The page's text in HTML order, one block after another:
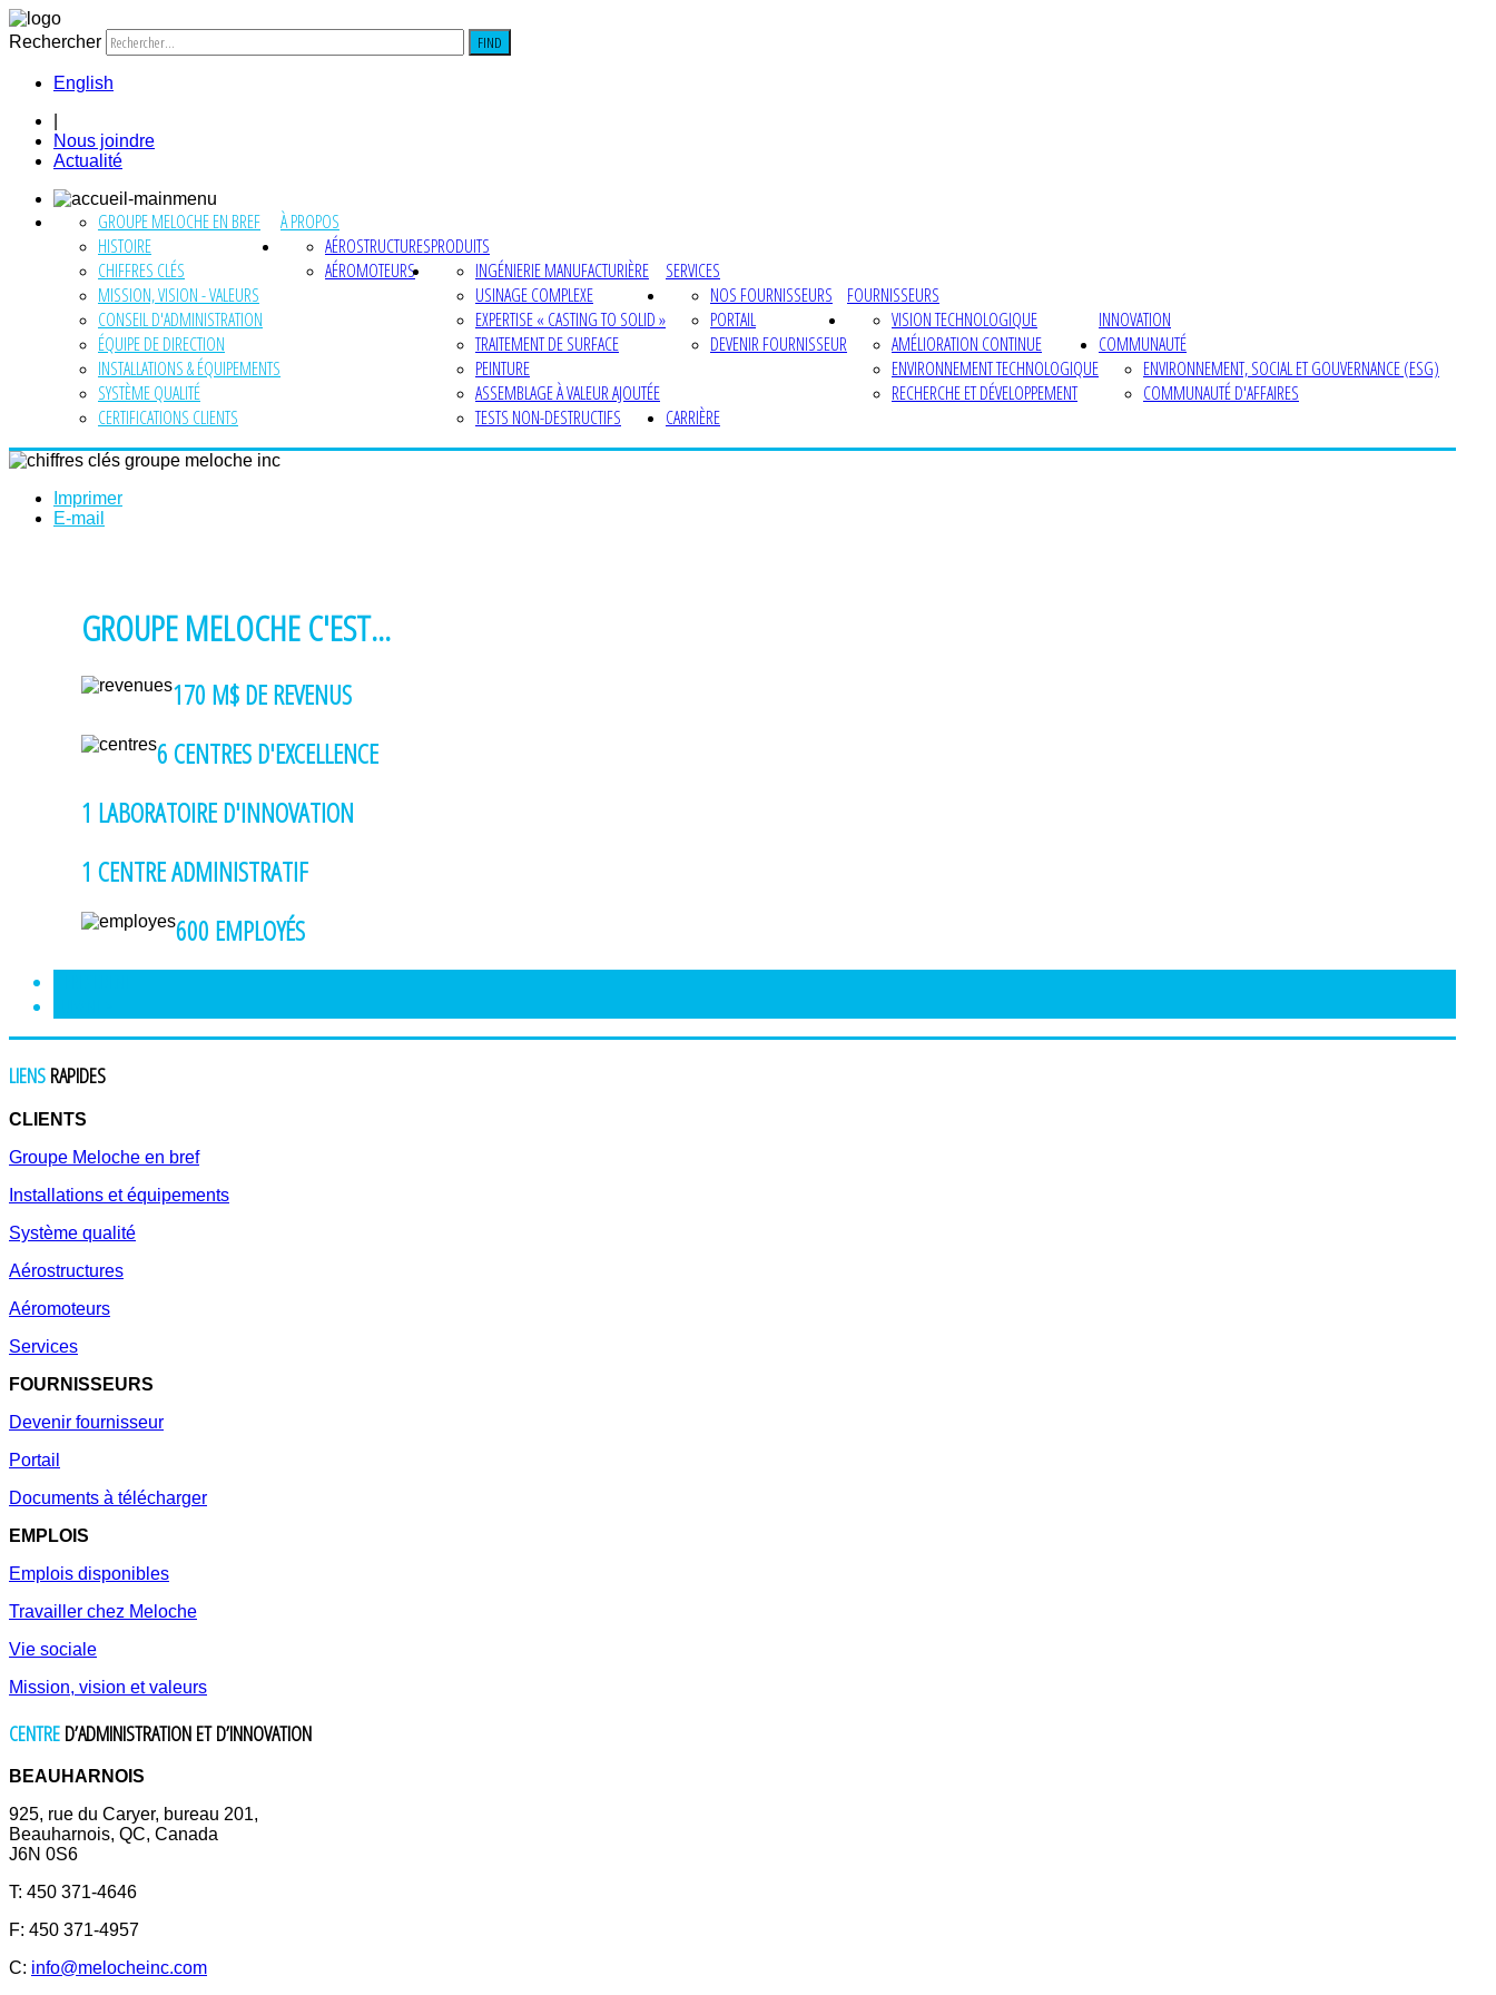
Rechercher FIND
English
Nous joindre
Actualité
À PROPOS
GROUPE MELOCHE EN BREF
HISTOIRE
CHIFFRES CLÉS
MISSION, VISION - VALEURS
CONSEIL D'ADMINISTRATION
ÉQUIPE DE DIRECTION
INSTALLATIONS & ÉQUIPEMENTS
SYSTÈME QUALITÉ
CERTIFICATIONS CLIENTS
PRODUITS
AÉROSTRUCTURES
AÉROMOTEURS
SERVICES
INGÉNIERIE MANUFACTURIÈRE
USINAGE COMPLEXE
EXPERTISE « CASTING TO SOLID »
TRAITEMENT DE SURFACE
PEINTURE
ASSEMBLAGE À VALEUR AJOUTÉE
TESTS NON-DESTRUCTIFS
FOURNISSEURS
NOS FOURNISSEURS
PORTAIL
DEVENIR FOURNISSEUR
INNOVATION
VISION TECHNOLOGIQUE
AMÉLIORATION CONTINUE
ENVIRONNEMENT TECHNOLOGIQUE
RECHERCHE ET DÉVELOPPEMENT
COMMUNAUTÉ
ENVIRONNEMENT, SOCIAL ET GOUVERNANCE (ESG)
COMMUNAUTÉ D'AFFAIRES
CARRIÈRE
Imprimer
E-mail
GROUPE MELOCHE C'EST...
170 M$DE REVENUS
6CENTRES D'EXCELLENCE
1 LABORATOIRE D'INNOVATION
1 CENTRE ADMINISTRATIF
600 EMPLOYÉS
LIENS RAPIDES
CLIENTS
Groupe Meloche en bref
Installations et équipements
Système qualité
Aérostructures
Aéromoteurs
Services
FOURNISSEURS
Devenir fournisseur
Portail
Documents à télécharger
EMPLOIS
Emplois disponibles
Travailler chez Meloche
Vie sociale
Mission, vision et valeurs
CENTRE D’ADMINISTRATION ET D’INNOVATION
BEAUHARNOIS
925, rue du Caryer, bureau 201,
Beauharnois, QC, Canada
J6N 0S6
T: 450 371-4646
F: 450 371-4957
C: info@melocheinc.com